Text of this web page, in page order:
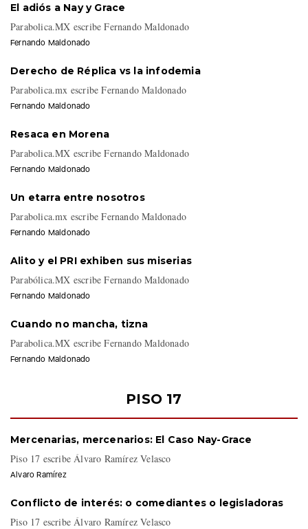
El adiós a Nay y Grace
Parabolica.MX escribe Fernando Maldonado
Fernando Maldonado
Derecho de Réplica vs la infodemia
Parabolica.mx escribe Fernando Maldonado
Fernando Maldonado
Resaca en Morena
Parabolica.MX escribe Fernando Maldonado
Fernando Maldonado
Un etarra entre nosotros
Parabolica.mx escribe Fernando Maldonado
Fernando Maldonado
Alito y el PRI exhiben sus miserias
Parabólica.MX escribe Fernando Maldonado
Fernando Maldonado
Cuando no mancha, tizna
Parabolica.MX escribe Fernando Maldonado
Fernando Maldonado
PISO 17
Mercenarias, mercenarios: El Caso Nay-Grace
Piso 17 escribe Álvaro Ramírez Velasco
Alvaro Ramírez
Conflicto de interés: o comediantes o legisladoras
Piso 17 escribe Álvaro Ramírez Velasco